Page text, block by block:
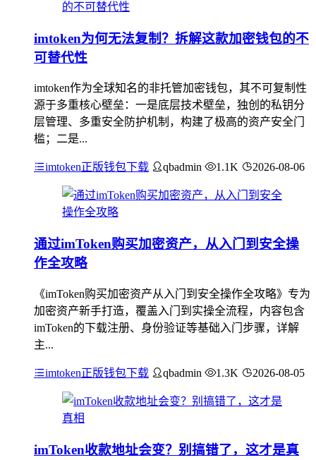
imtoken为何无法复制？拆解这款加密钱包的不
可替代性
imtoken作为全球知名的非托管加密钱包，其不可复制性
源于多重核心壁垒：一是底层技术壁垒，独创的私钥分
层管理、多重安全防护机制，构建了极高的资产安全门
槛；二是...
imtoken正版钱包下载 qbadmin 1.1K 2026-08-06
通过imToken购买加密资产，从入门到安全操
作全攻略
《imToken购买加密资产从入门到安全操作全攻略》专为
加密资产新手打造，覆盖入门到实操全流程，内容包含
imToken的下载注册、身份验证等基础入门步骤，详解
主...
imtoken正版钱包下载 qbadmin 1.3K 2026-08-05
imToken收款地址会变？别搞错了，这才是真